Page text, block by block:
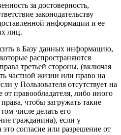
за достоверность,
законодательству
информации и ее
лиц.
в Базу данных информацию,
распространяются
третьей стороны, (включая
частной жизни или право на
у Пользователя отсутствует на
от правообладателя, либо иного
чтобы загружать такие
числе делать его
гражданина), если у
это согласие или разрешение от